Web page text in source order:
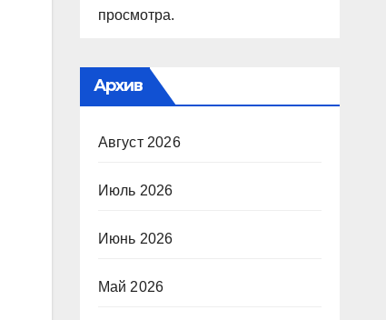
просмотра.
Архив
Август 2026
Июль 2026
Июнь 2026
Май 2026